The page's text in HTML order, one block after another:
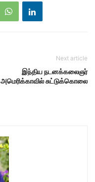
Next article
இந்திய நடனக்கலைஞர்
அமெரிக்காவில் சுட்டுக்கொலை